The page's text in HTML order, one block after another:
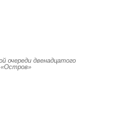
очереди двенадцатого